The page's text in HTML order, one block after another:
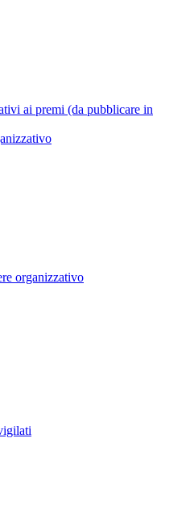
ai premi (da pubblicare in
organizzativo